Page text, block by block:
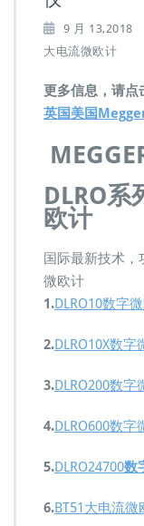
9 月 13,2018
大电流微欧计
更多信息，请点
英国美国
DLRO系
欧计
国际最新技术，
微欧计
1.DLRO10数字
2.DLRO10X数
3.DLRO200数
4.DLRO600数
5.DLRO24700数
6.BT51大电流微